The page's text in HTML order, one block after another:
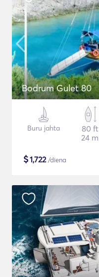
Bodrum Gulet 80
Buru jahta
80 ft
24 m
$1,722/diena